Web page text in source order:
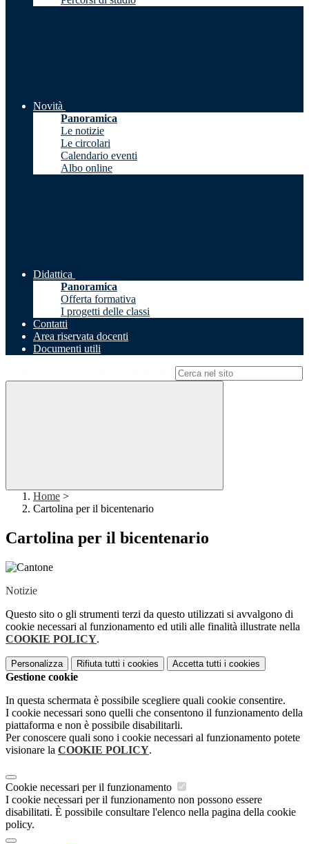
Novità
Panoramica
Le notizie
Le circolari
Calendario eventi
Albo online
Didattica
Panoramica
Offerta formativa
I progetti delle classi
Contatti
Area riservata docenti
Documenti utili
Home >
Cartolina per il bicentenario
Cartolina per il bicentenario
Notizie
Questo sito o gli strumenti terzi da questo utilizzati si avvalgono di
cookie necessari al funzionamento ed utili alle finalità illustrate nella
COOKIE POLICY.
Personalizza Rifiuta tutti i cookies Accetta tutti i cookies
Gestione cookie
In questa schermata è possibile scegliere quali cookie consentire.
I cookie necessari sono quelli che consentono il funzionamento della
piattaforma e non è possibile disabilitarli.
Per conoscere quali sono i cookie necessari al funzionamento potete
visionare la COOKIE POLICY.
Cookie necessari per il funzionamento
I cookie necessari per il funzionamento non possono essere
disabilitati. È possibile consultare l'elenco nella pagina della cookie
policy.